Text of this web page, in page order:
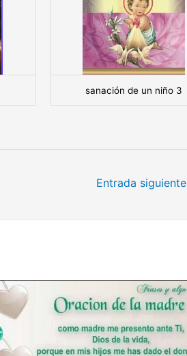
sanación de un niño 3
Entrada siguiente